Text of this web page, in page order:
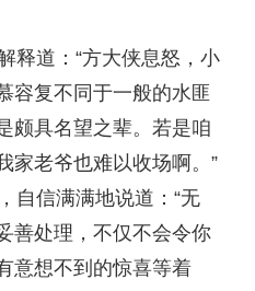
释道：“方大侠息怒，小
容复不同于一般的水匪
颇具名望之辈。若是咱
家老爷也难以收场啊。”
自信满满地说道：“无
善处理，不仅不会令你
意想不到的惊喜等着